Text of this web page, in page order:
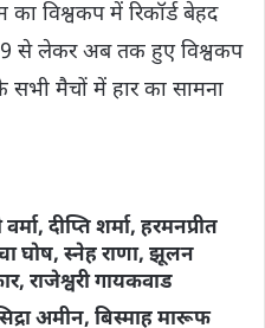
का विश्वकप में रिकॉर्ड बेहद
से लेकर अब तक हुए विश्वकप
मैचों में हार का सामना
दीप्ति शर्मा, हरमनप्रीत
घोष, स्नेह राणा, झूलन
राजेश्वरी गायकवाड
अमीन, बिस्माह मारूफ